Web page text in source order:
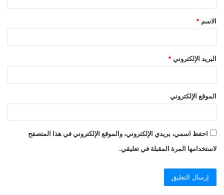
الاسم *
البريد الإلكتروني *
الموقع الإلكتروني
احفظ اسمي، بريدي الإلكتروني، والموقع الإلكتروني في هذا المتصفح
لاستخدامها المرة المقبلة في تعليقي.